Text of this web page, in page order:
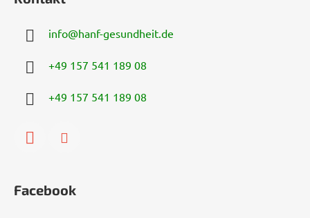
info@hanf-gesundheit.de
+49 157 541 189 08
+49 157 541 189 08
Facebook